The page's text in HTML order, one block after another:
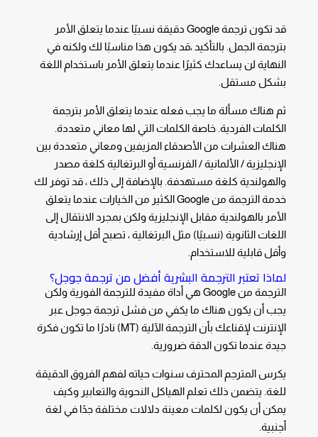
قد تكون ترجمة Google دقيقة نسبيًا عندما يتعلق الأمر
بترجمة الجمل. بالتأكيد ،قد يكون هذا مناسبًا لك ولكنه في
النهاية لن يساعدك كثيرًا عندما يتعلق الأمر باستخدام اللغة
بشكل مستقل.
ثم هناك مسألة ما يجب فعله عندما يتعلق الأمر بترجمة
الكلمات الفردية. خاصة الكلمات التي لها معاني متعددة.
هناك العشرات من الأصدقاء المزيفين ومعاني متعددة بين
الإنجليزية / الألمانية / الفرنسية أو البرتغالية كلغة مصدر
والهولندية كلغة مستهدفة. بالإضافة إلى ذلك ، قد توفر لك
خدمة الترجمة من Google الكثير من الخيارات عندما يتعلق
الأمر بالهولندية مقابل الإنجليزية ولكن بمجرد الانتقال إلى
اللغات الثانوية (نسبيًا) مثل البرتغالية ، تصبح أقل إرشادية
وأقل قابلية للاستخدام.
لماذا تعتبر الترجمة البشرية أفضل من ترجمة جوجل؟
الترجمة من Google هي أداة مفيدة للترجمة الفورية ولكن
يجب أن يكون هناك ما يكفي من فشل ترجمة جوجل عبر
الإنترنت لإقناعك بأن الترجمة الآلية (MT) نادرًا ما تكون فكرة
جيدة عندما تكون الدقة ضرورية.
يكرس المترجم المحترف سنوات حياته لفهم الفروق الدقيقة
للغة. يتضمن ذلك تعلم الهياكل النحوية والتعابير وكيف
يمكن أن يكون لكلمات معينة دلالات مختلفة جدًا في لغة
أجنبية.